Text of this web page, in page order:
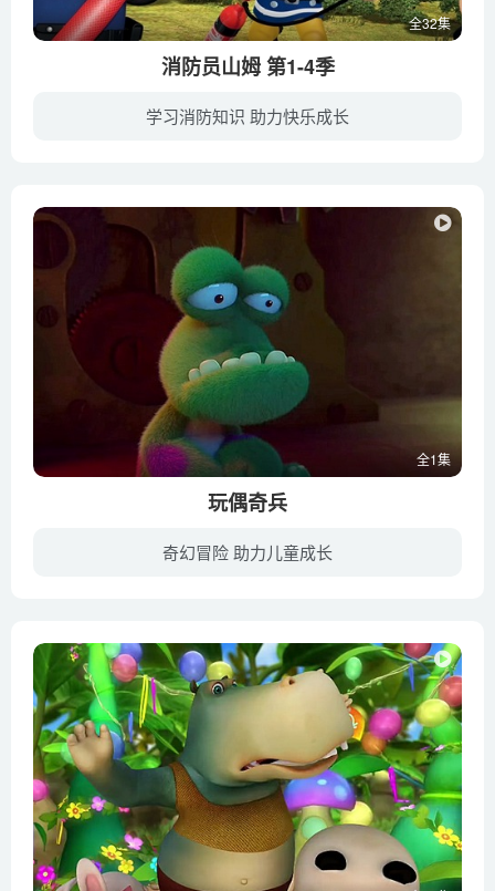
全32集
消防员山姆 第1-4季
学习消防知识 助力快乐成长
全1集
玩偶奇兵
奇幻冒险 助力儿童成长